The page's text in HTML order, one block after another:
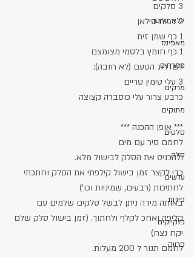
ללא גלוטן
מאפינס
ממרחים
מרקים
מתוקים
סלטים
סלק
עדשים
פירות
פנקייקים
פרווה
3 סלקים
2 כפות סילאן
1 כף שמן זית
1 כף חומץ בלסמי מצומצם
לשדרוג הטעם (לא חובה):
3 עלי טימין טריים
כרבע צרור עלי כוסברה קצוצה
*** אופן ההכנה ***
לחמם סיר עם מים
ולהכניס את הסלק לבישול מלא.
כדי לקצר זמן בישול קילפתי את הסלק וחתכתי
לחתיכות (רבעים, שמיניות וכו')
באותה מידה ניתן לבשל סלקים שלמים עם
קליפה ואחכ לקלף ולחתוך. (זמן בישול סלק שלם
יקח נצח)
לחמם תנור ל 200 מעלות.